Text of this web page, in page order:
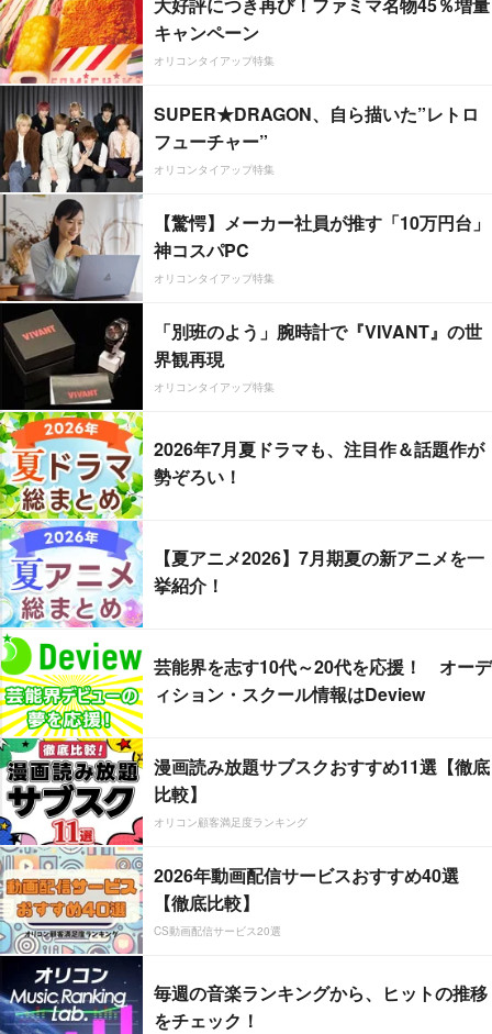
キャンペーン
オリコンタイアップ特集
SUPER★DRAGON、自ら描いた”レトロ
フューチャー”
オリコンタイアップ特集
【驚愕】メーカー社員が推す「10万円台」
神コスパPC
オリコンタイアップ特集
「別班のよう」腕時計で『VIVANT』の世
界観再現
オリコンタイアップ特集
2026年7月夏ドラマも、注目作＆話題作が
勢ぞろい！
【夏アニメ2026】7月期夏の新アニメを一
挙紹介！
芸能界を志す10代～20代を応援！ オーデ
ィション・スクール情報はDeview
漫画読み放題サブスクおすすめ11選【徹底
比較】
オリコン顧客満足度ランキング
2026年動画配信サービスおすすめ40選
【徹底比較】
CS動画配信サービス20選
毎週の音楽ランキングから、ヒットの推移
をチェック！